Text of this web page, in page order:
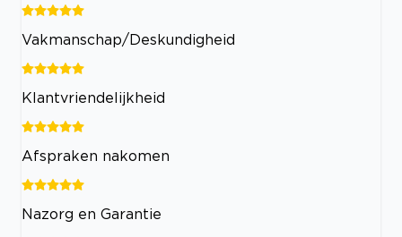
Vakmanschap/Deskundigheid
Klantvriendelijkheid
Afspraken nakomen
Nazorg en Garantie